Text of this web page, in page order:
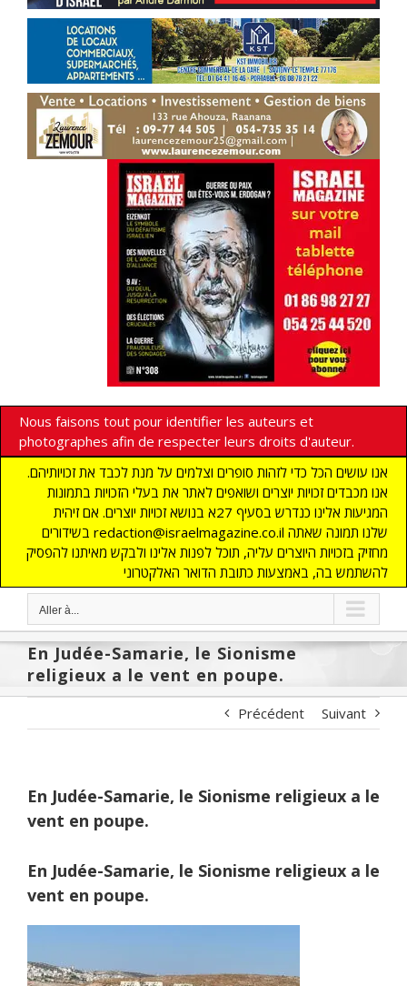
Nous faisons tout pour identifier les auteurs et
photographes afin de respecter leurs droits d'auteur.
אנו עושים הכל כדי לזהות סופרים וצלמים על מנת לכבד את זכויותיהם.
אנו מכבדים זכויות יוצרים ושואפים לאתר את בעלי הזכויות בתמונות
המגיעות אלינו כנדרש בסעיף 27א בנושא זכויות יוצרים. אם זיהית
בשידורים redaction@israelmagazine.co.il שלנו תמונה שאתה
מחזיק בזכויות היוצרים עליה, תוכל לפנות אלינו ולבקש מאיתנו להפסיק
להשתמש בה, באמצעות כתובת הדואר האלקטרוני
Aller à...
En Judée-Samarie, le Sionisme
religieux a le vent en poupe.
Précédent Suivant
En Judée-Samarie, le Sionisme religieux a le
vent en poupe.
En Judée-Samarie, le Sionisme religieux a le
vent en poupe.